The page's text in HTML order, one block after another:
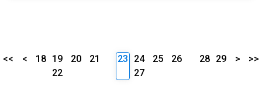
<< < 18 19 20
21
22
23 24 25
26
27
28 29 > >>